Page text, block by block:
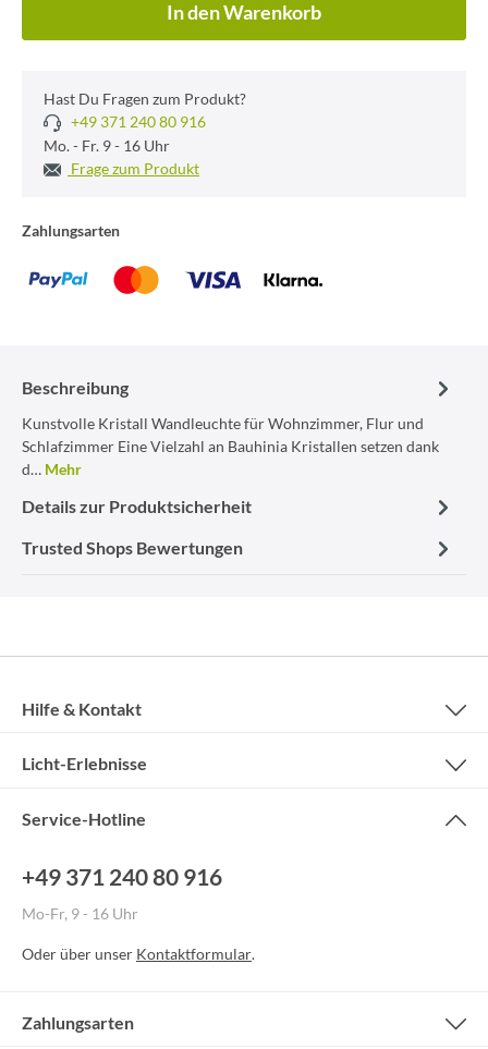
In den Warenkorb
Hast Du Fragen zum Produkt?
+49 371 240 80 916
Mo. - Fr. 9 - 16 Uhr
Frage zum Produkt
Zahlungsarten
Beschreibung
Kunstvolle Kristall Wandleuchte für Wohnzimmer, Flur und
Schlafzimmer Eine Vielzahl an Bauhinia Kristallen setzen dank
d… Mehr
Details zur Produktsicherheit
Trusted Shops Bewertungen
Service-Hotline
+49 371 240 80 916
Mo-Fr, 9 - 16 Uhr
Oder über unser Kontaktformular.
Hilfe & Kontakt
Licht-Erlebnisse
Zahlungsarten